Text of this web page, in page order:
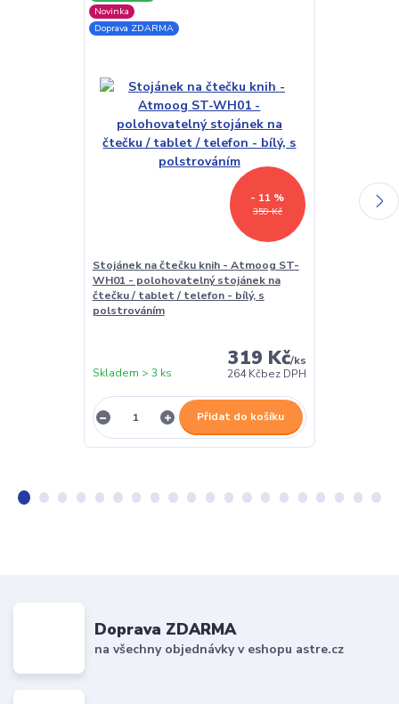
Novinka
Doprava ZDARMA
359 Kč
- 11 %
Stojánek na čtečku knih - Atmoog ST-
WH01 - polohovatelný stojánek na
čtečku / tablet / telefon - bílý, s
polstrováním
319 Kč/ks
264 Kčbez DPH
Skladem > 3 ks
Přidat do košíku
Doprava ZDARMA
na všechny objednávky v eshopu astre.cz